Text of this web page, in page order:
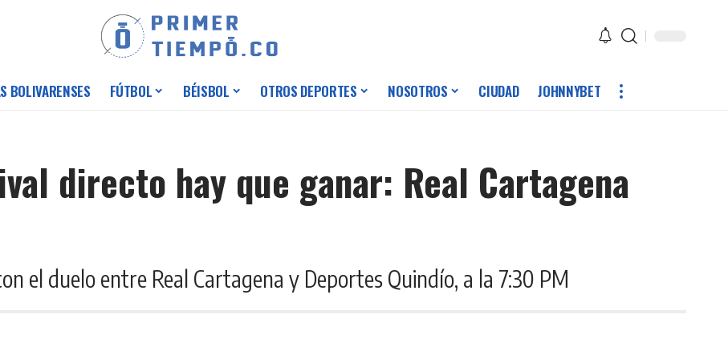
BOLIVARENSES FÚTBOL BÉISBOL OTROS DEPORTES NOSOTROS CIUDAD JOHNNYBET
directo hay que ganar: Real Cartagena
el duelo entre Real Cartagena y Deportes Quindío, a la 7:30 PM